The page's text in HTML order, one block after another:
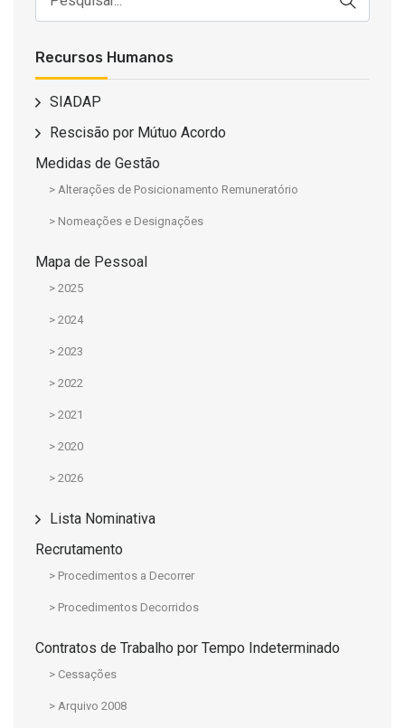
Recursos Humanos
SIADAP
Rescisão por Mútuo Acordo
Medidas de Gestão
> Alterações de Posicionamento Remuneratório
> Nomeações e Designações
Mapa de Pessoal
> 2025
> 2024
> 2023
> 2022
> 2021
> 2020
> 2026
Lista Nominativa
Recrutamento
> Procedimentos a Decorrer
> Procedimentos Decorridos
Contratos de Trabalho por Tempo Indeterminado
> Cessações
> Arquivo 2008